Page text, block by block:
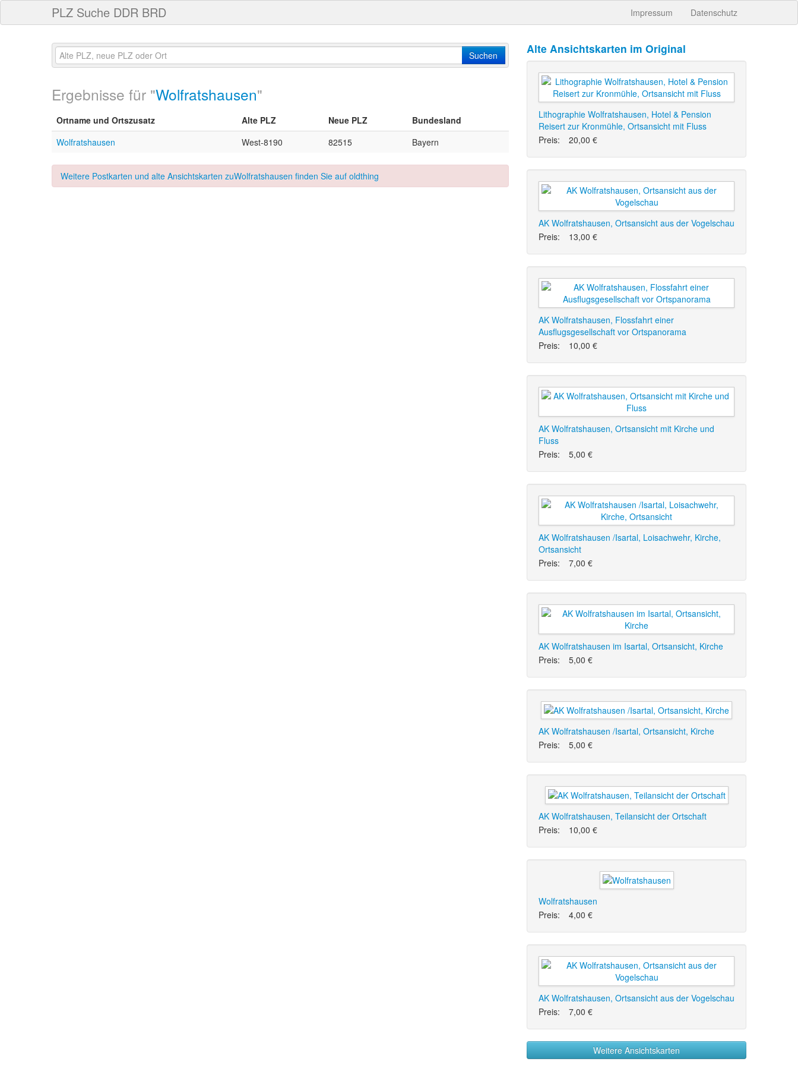
PLZ Suche DDR BRD Impressum Datenschutz
Suchen
Ergebnisse für "Wolfratshausen"
Ortname und Ortszusatz Alte PLZ Neue PLZ
Bundesland
Wolfratshausen
West-8190 82515 Bayern
Weitere Postkarten und alte Ansichtskarten zuWolfratshausen finden Sie auf oldthing
Alte Ansichtskarten im Original
Lithographie Wolfratshausen, Hotel & Pension
Reisert zur Kronmühle, Ortsansicht mit Fluss
Preis:
20,00 €
AK Wolfratshausen, Ortsansicht aus der Vogelschau
Preis:
13,00 €
AK Wolfratshausen, Flossfahrt einer
Ausflugsgesellschaft vor Ortspanorama
Preis:
10,00 €
AK Wolfratshausen, Ortsansicht mit Kirche und
Fluss
Preis:
5,00 €
AK Wolfratshausen /Isartal, Loisachwehr, Kirche,
Ortsansicht
Preis:
7,00 €
AK Wolfratshausen im Isartal, Ortsansicht, Kirche
Preis:
5,00 €
AK Wolfratshausen /Isartal, Ortsansicht, Kirche
Preis:
5,00 €
AK Wolfratshausen, Teilansicht der Ortschaft
Preis:
10,00 €
Wolfratshausen
Preis:
4,00 €
AK Wolfratshausen, Ortsansicht aus der Vogelschau
Preis:
7,00 €
Weitere Ansichtskarten